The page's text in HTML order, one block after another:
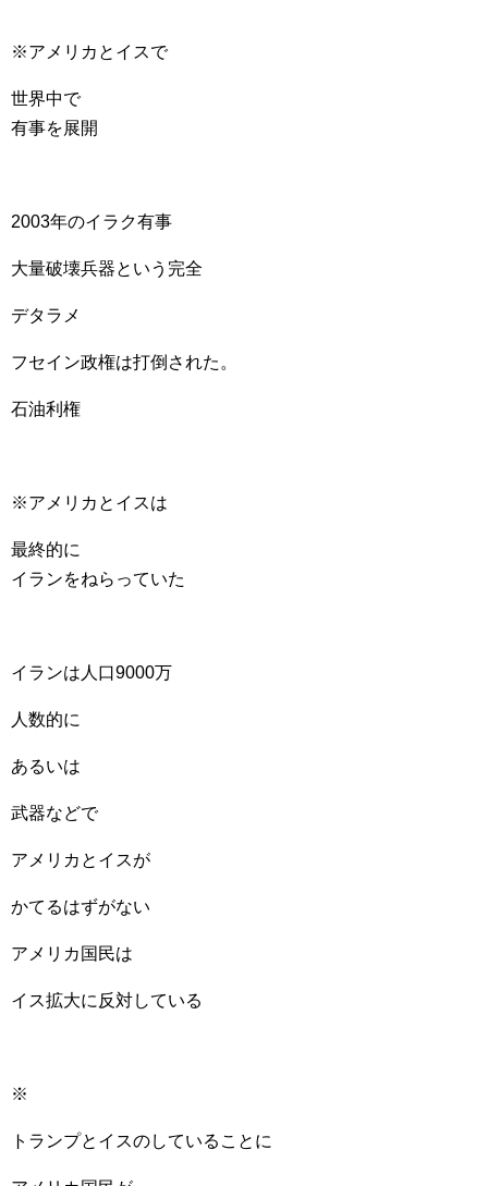
※アメリカとイスで
世界中で
有事を展開
2003年のイラク有事
大量破壊兵器という完全
デタラメ
フセイン政権は打倒された。
石油利権
※アメリカとイスは
最終的に
イランをねらっていた
イランは人口9000万
人数的に
あるいは
武器などで
アメリカとイスが
かてるはずがない
アメリカ国民は
イス拡大に反対している
※
トランプとイスのしていることに